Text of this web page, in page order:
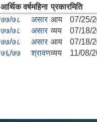
आर्थिक वर्षमहिना प्रकारमिति
७७/७८ असार आय 07/25/
७७/७८ असार व्यय 07/18/
७७/७८ असार आय 07/18/
७६/७७ श्रावणव्यय 11/08/